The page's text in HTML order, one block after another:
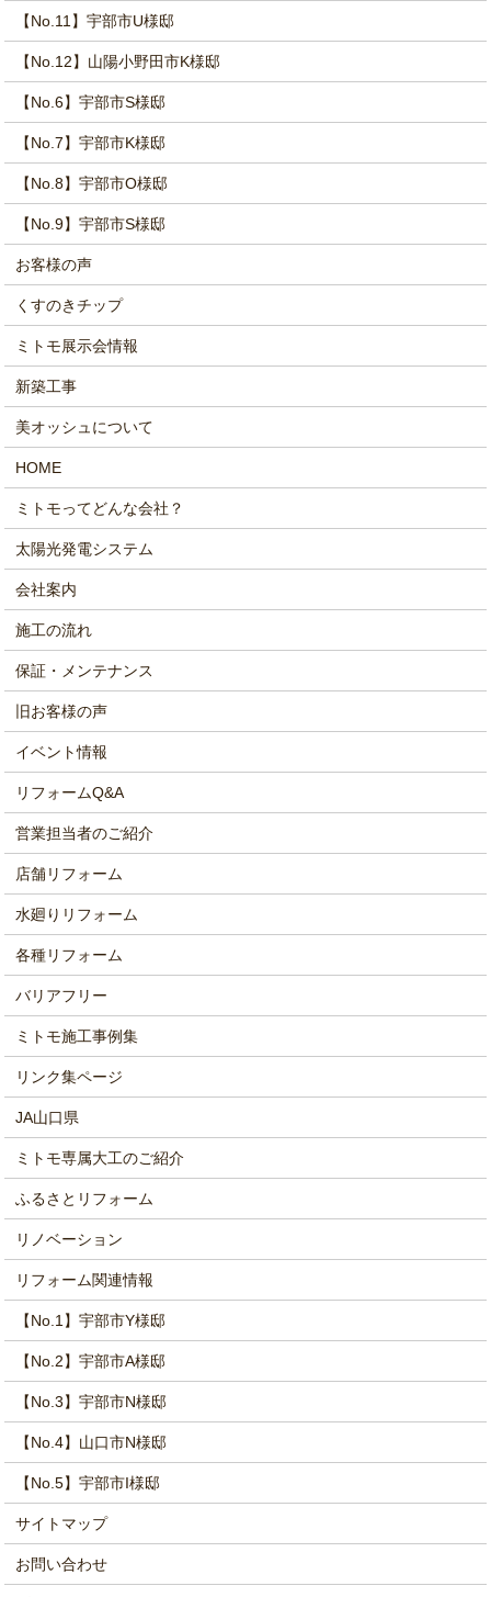
【No.11】宇部市U様邸
【No.12】山陽小野田市K様邸
【No.6】宇部市S様邸
【No.7】宇部市K様邸
【No.8】宇部市O様邸
【No.9】宇部市S様邸
お客様の声
くすのきチップ
ミトモ展示会情報
新築工事
美オッシュについて
HOME
ミトモってどんな会社？
太陽光発電システム
会社案内
施工の流れ
保証・メンテナンス
旧お客様の声
イベント情報
リフォームQ&A
営業担当者のご紹介
店舗リフォーム
水廻りリフォーム
各種リフォーム
バリアフリー
ミトモ施工事例集
リンク集ページ
JA山口県
ミトモ専属大工のご紹介
ふるさとリフォーム
リノベーション
リフォーム関連情報
【No.1】宇部市Y様邸
【No.2】宇部市A様邸
【No.3】宇部市N様邸
【No.4】山口市N様邸
【No.5】宇部市I様邸
サイトマップ
お問い合わせ